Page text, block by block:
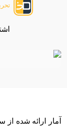
آمار ارائه شده